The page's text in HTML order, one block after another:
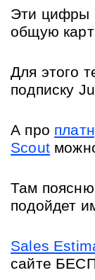
Эти цифры
общую
Для этого
подписку
А про
Scout
Там
подойдет
Sales
сайте